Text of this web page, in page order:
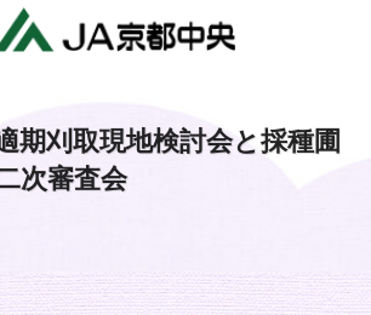
期刈取現地検討会と採種圃
次審査会